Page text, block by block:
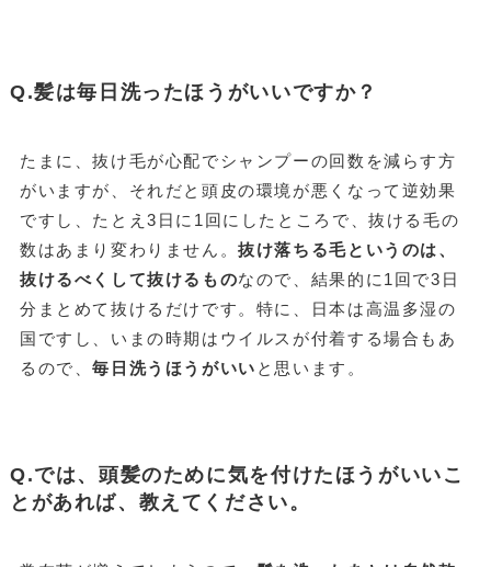
Q.髪は毎日洗ったほうがいいですか？
たまに、抜け毛が心配でシャンプーの回数を減らす方
がいますが、それだと頭皮の環境が悪くなって逆効果
ですし、たとえ3日に1回にしたところで、抜ける毛の
数はあまり変わりません。抜け落ちる毛というのは、
抜けるべくして抜けるものなので、結果的に1回で3日
分まとめて抜けるだけです。特に、日本は高温多湿の
国ですし、いまの時期はウイルスが付着する場合もあ
るので、毎日洗うほうがいい と思います。
Q.では、頭髪のために気を付けたほうがいいこ
とがあれば、教えてください。